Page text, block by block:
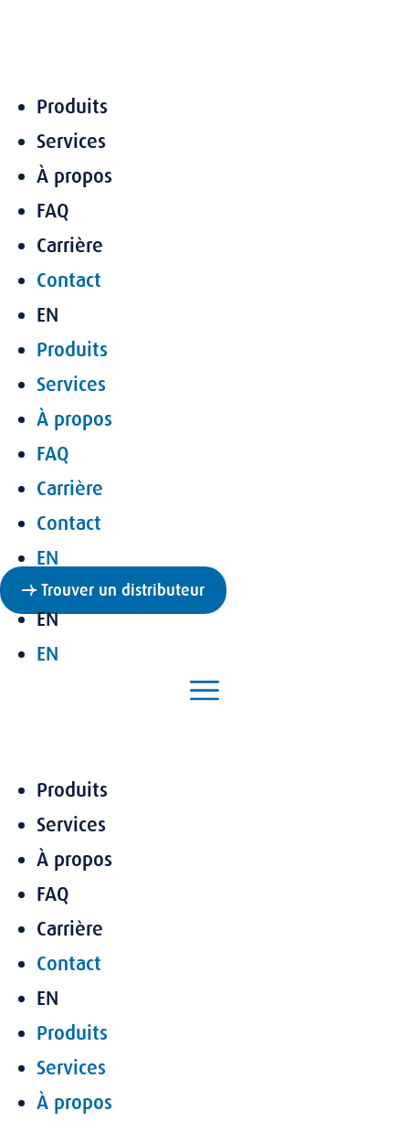
Produits
Services
À propos
FAQ
Carrière
Contact
EN
Produits
Services
À propos
FAQ
Carrière
Contact
EN
Trouver un distributeur
EN
EN
Produits
Services
À propos
FAQ
Carrière
Contact
EN
Produits
Services
À propos